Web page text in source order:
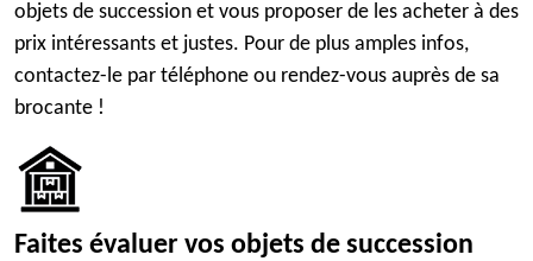
objets de succession et vous proposer de les acheter à des
prix intéressants et justes. Pour de plus amples infos,
contactez-le par téléphone ou rendez-vous auprès de sa
brocante !
Faites évaluer vos objets de succession